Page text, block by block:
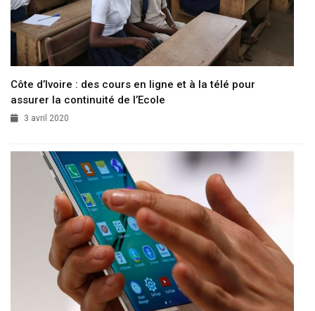
Côte d’Ivoire : des cours en ligne et à la télé pour
assurer la continuité de l’Ecole
3 avril 2020